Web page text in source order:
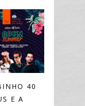
40
E A